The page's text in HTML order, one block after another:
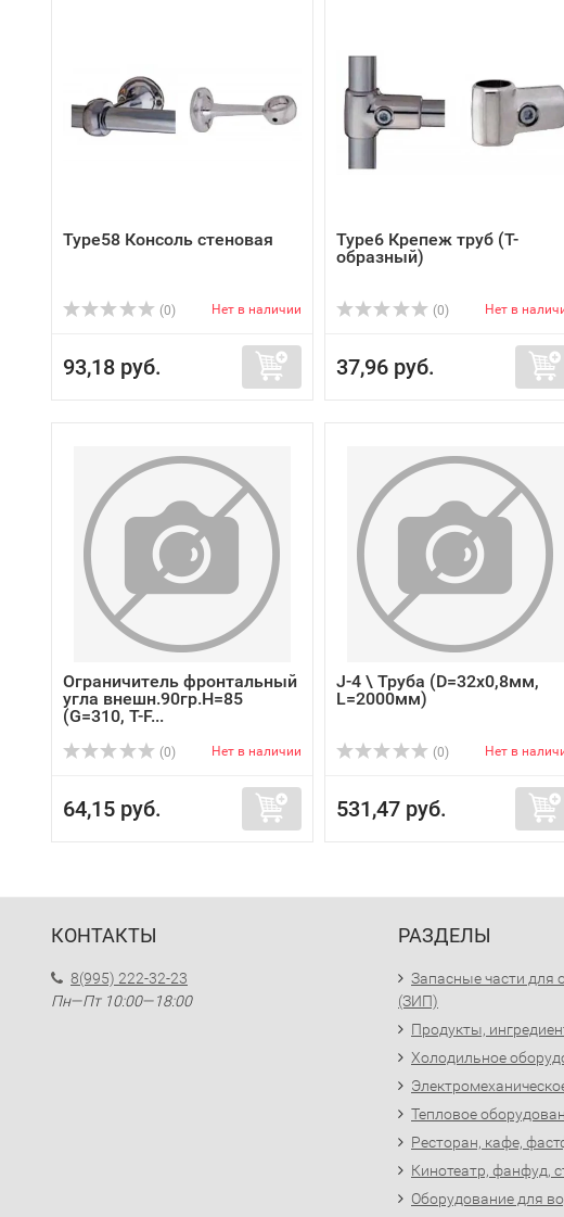
Type58 Консоль стеновая
(0) Нет в наличии
93,18 руб.
Type6 Крепеж труб (Т-
образный)
(0) Нет в
37,96 руб.
Ограничитель фронтальный
угла внешн.90гр.Н=85
(G=310, T-F...
(0) Нет в наличии
64,15 руб.
J-4 \ Труба (D=32х0,8мм,
L=2000мм)
(0) Нет в
531,47 руб.
КОНТАКТЫ
8(995) 222-32-23
Пн—Пт 10:00—18:00
РАЗДЕЛЫ
Запасные части для
(ЗИП)
Продукты,
Холодильное
Тепловое
Ресторан, кафе,
Кинотеатр, фанфуд,
Оборудование для